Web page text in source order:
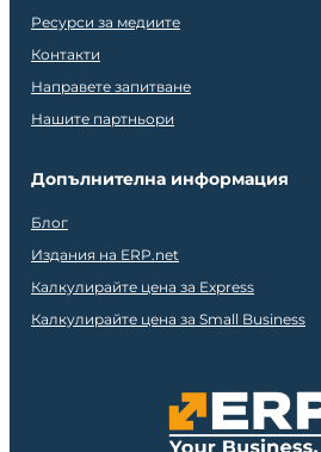
Ресурси за медиите
Контакти
Направете запитване
Нашите партньори
Допълнителна информация
Блог
Издания на ERP.net
Калкулирайте цена за Express
Калкулирайте цена за Small Business